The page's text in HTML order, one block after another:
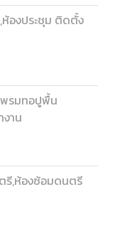
องประชุม ติดตั้ง
รมทอปูพื้น
าน
รี,ห้องซ้อมดนตรี